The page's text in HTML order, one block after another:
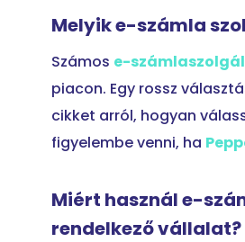
Melyik e-számla
Számos e-
piacon. Egy rossz
cikket arról, hogyan
figyelembe venni, ha
Miért használ e-
rendelkező vállalat?